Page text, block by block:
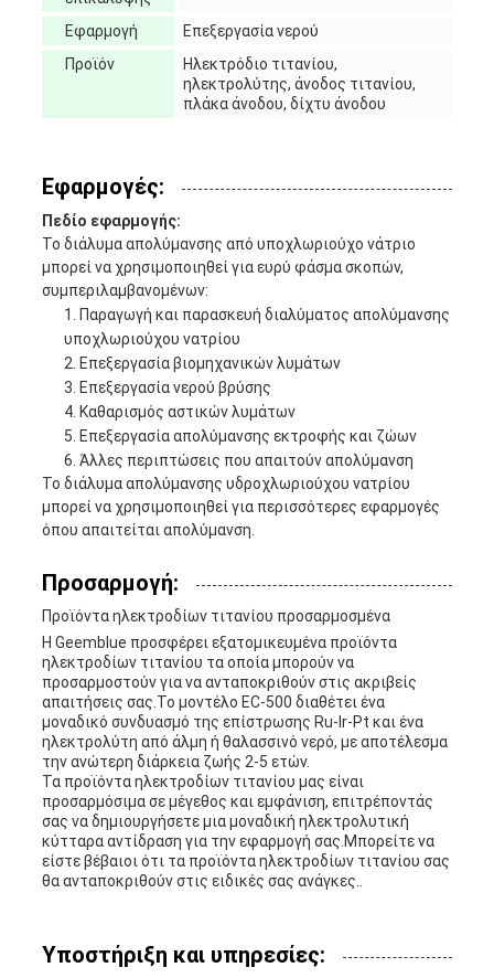
Εφαρμογή
Επεξεργασία νερού
Προϊόν
Ηλεκτρόδιο τιτανίου,
ηλεκτρολύτης, άνοδος τιτανίου,
πλάκα άνοδου, δίχτυ άνοδου
Εφαρμογές:
Πεδίο εφαρμογής:
Το διάλυμα απολύμανσης από υποχλωριούχο νάτριο
μπορεί να χρησιμοποιηθεί για ευρύ φάσμα σκοπών,
συμπεριλαμβανομένων:
Παραγωγή και παρασκευή διαλύματος απολύμανσης
υποχλωριούχου νατρίου
Επεξεργασία βιομηχανικών λυμάτων
Επεξεργασία νερού βρύσης
Καθαρισμός αστικών λυμάτων
Επεξεργασία απολύμανσης εκτροφής και ζώων
Άλλες περιπτώσεις που απαιτούν απολύμανση
Το διάλυμα απολύμανσης υδροχλωριούχου νατρίου
μπορεί να χρησιμοποιηθεί για περισσότερες εφαρμογές
όπου απαιτείται απολύμανση.
Προσαρμογή:
Προϊόντα ηλεκτροδίων τιτανίου προσαρμοσμένα
Η Geemblue προσφέρει εξατομικευμένα προϊόντα
ηλεκτροδίων τιτανίου τα οποία μπορούν να
προσαρμοστούν για να ανταποκριθούν στις ακριβείς
απαιτήσεις σας.Το μοντέλο EC-500 διαθέτει ένα
μοναδικό συνδυασμό της επίστρωσης Ru-Ir-Pt και ένα
ηλεκτρολύτη από άλμη ή θαλασσινό νερό, με αποτέλεσμα
την ανώτερη διάρκεια ζωής 2-5 ετών.
Τα προϊόντα ηλεκτροδίων τιτανίου μας είναι
προσαρμόσιμα σε μέγεθος και εμφάνιση, επιτρέποντάς
σας να δημιουργήσετε μια μοναδική ηλεκτρολυτική
κύτταρα αντίδραση για την εφαρμογή σας.Μπορείτε να
είστε βέβαιοι ότι τα προϊόντα ηλεκτροδίων τιτανίου σας
θα ανταποκριθούν στις ειδικές σας ανάγκες..
Υποστήριξη και υπηρεσίες: